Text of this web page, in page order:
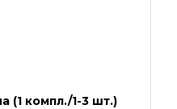
(1 компл./1-3 шт.)